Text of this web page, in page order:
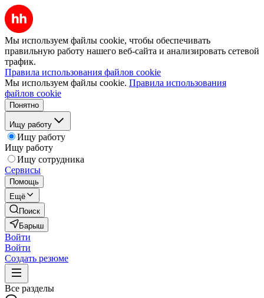
Мы используем файлы cookie, чтобы обеспечивать
правильную работу нашего веб-сайта и анализировать сетевой
трафик.
Правила использования файлов cookie
Мы используем файлы cookie. Правила использования
файлов cookie
Понятно
Ищу работу
Ищу работу
Ищу работу
Ищу сотрудника
Сервисы
Помощь
Ещё
Поиск
Барыш
Войти
Войти
Создать резюме
Все разделы